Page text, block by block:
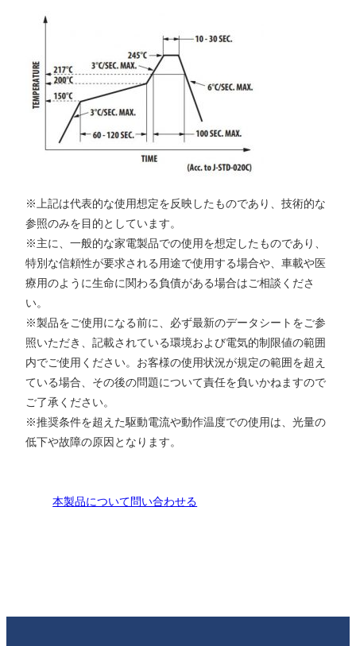
※上記は代表的な使用想定を反映したものであり、技術的な
参照のみを目的としています。
※主に、一般的な家電製品での使用を想定したものであり、
特別な信頼性が要求される用途で使用する場合や、車載や医
療用のように生命に関わる負債がある場合はご相談くださ
い。
※製品をご使用になる前に、必ず最新のデータシートをご参
照いただき、記載されている環境および電気的制限値の範囲
内でご使用ください。お客様の使用状況が規定の範囲を超え
ている場合、その後の問題について責任を負いかねますので
ご了承ください。
※推奨条件を超えた駆動電流や動作温度での使用は、光量の
低下や故障の原因となります。
本製品について問い合わせる